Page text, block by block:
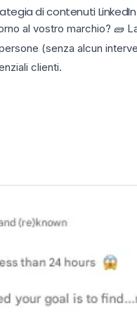
di contenuti LinkedIn
al vostro marchio? 🧱
(senza alcun
clienti.